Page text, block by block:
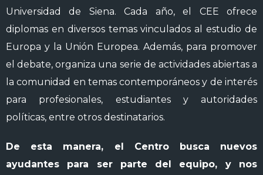
Universidad de Siena. Cada año, el CEE ofrece
diplomas en diversos temas vinculados al estudio de
Europa y la Unión Europea. Además, para promover
el debate, organiza una serie de actividades abiertas a
la comunidad en temas contemporáneos y de interés
para profesionales, estudiantes y autoridades
políticas, entre otros destinatarios.
De esta manera, el Centro busca nuevos
ayudantes para ser parte del equipo, y nos